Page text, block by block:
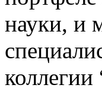
науки, и